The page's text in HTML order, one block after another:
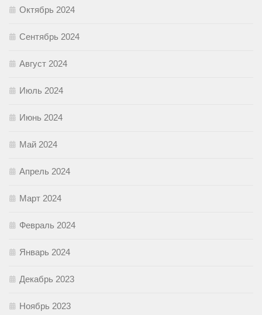
Октябрь 2024
Сентябрь 2024
Август 2024
Июль 2024
Июнь 2024
Май 2024
Апрель 2024
Март 2024
Февраль 2024
Январь 2024
Декабрь 2023
Ноябрь 2023